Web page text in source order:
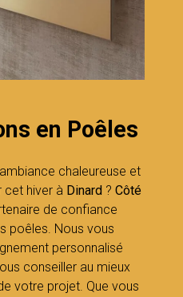
en Poêles
chaleureuse et
cet hiver à Dinard ? Côté
de confiance
poêles. Nous vous
personnalisé
conseiller au mieux
votre projet. Que vous